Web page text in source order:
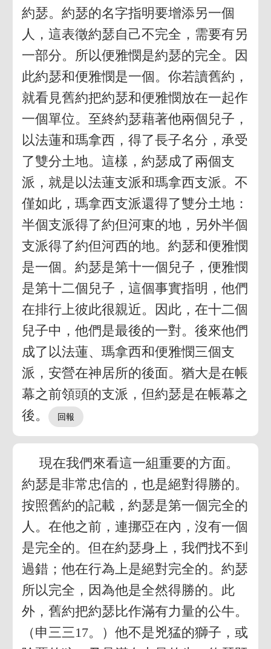
約瑟。約瑟的名字指明要增添另一個
人，這表徵約瑟自己不完全，需要有另
一部分。所以便雅憫是約瑟的完全。因
此約瑟和便雅憫是一個。你若讀舊約，
就看見舊約把約瑟和便雅憫放在一起作
一個單位。至終約瑟藉著他兩個兒子，
以法蓮和瑪拿西，得了長子名分，承受
了雙分土地。這樣，約瑟成了兩個支
派，就是以法蓮支派和瑪拿西支派。不
僅如此，瑪拿西支派還得了雙分土地：
半個支派得了約但河東的地，另外半個
支派得了約但河西的地。約瑟和便雅憫
是一個。約瑟是第十一個兒子，便雅憫
是第十二個兒子，這個事實指明，他們
在排行上彼此很親近。因此，在十二個
兒子中，他們是最後的一對。後來他們
成了以法蓮、瑪拿西和便雅憫三個支
派，安營在神居所的後面。猶大是在帳
幕之前領頭的支派，但約瑟是在帳幕之
後。
現在我們來看這一組重要的方面。
約瑟是非常忠信的，也是絕對得勝的。
按照舊約的記載，約瑟是第一個完全的
人。在他之前，連挪亞在內，沒有一個
是完全的。但在約瑟身上，我們找不到
過錯；他在行為上是絕對完全的。約瑟
所以完全，因為他是全然得勝的。此
外，舊約把約瑟比作滿有力量的公牛。
（申三三17。）他不是兇猛的獅子，或